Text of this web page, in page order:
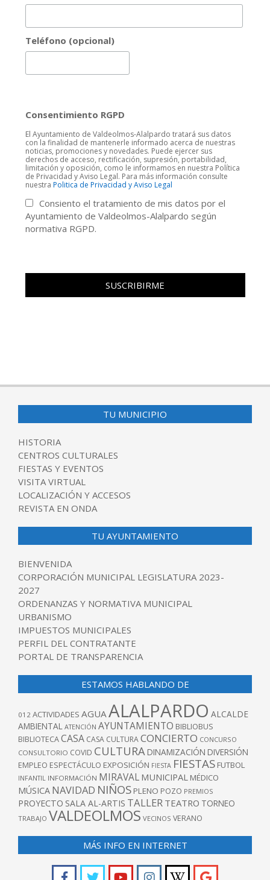
Teléfono (opcional)
Consentimiento RGPD
El Ayuntamiento de Valdeolmos-Alalpardo tratará sus datos
con la finalidad de mantenerle informado acerca de nuestras
noticias, promociones y novedades. Puede ejercer sus
derechos de acceso, rectificación, supresión, portabilidad,
limitación y oposición, como le informamos en nuestra Política
de Privacidad y Aviso Legal. Para más información consulte
nuestra Politica de Privacidad y Aviso Legal
Consiento el tratamiento de mis datos por el
Ayuntamiento de Valdeolmos-Alalpardo según
normativa RGPD.
TU MUNICIPIO
HISTORIA
CENTROS CULTURALES
FIESTAS Y EVENTOS
VISITA VIRTUAL
LOCALIZACIÓN Y ACCESOS
REVISTA EN ONDA
TU AYUNTAMIENTO
BIENVENIDA
CORPORACIÓN MUNICIPAL LEGISLATURA 2023-
2027
ORDENANZAS Y NORMATIVA MUNICIPAL
URBANISMO
IMPUESTOS MUNICIPALES
PERFIL DEL CONTRATANTE
PORTAL DE TRANSPARENCIA
ESTAMOS HABLANDO DE
012 ACTIVIDADES AGUA ALALPARDO ALCALDE
AMBIENTAL ATENCIÓN AYUNTAMIENTO BIBLIOBUS
BIBLIOTECACASA CASA CULTURACONCIERTO CONCURSO
CONSULTORIO COVID CULTURA DINAMIZACIÓN DIVERSIÓN
EMPLEO ESPECTÁCULO EXPOSICIÓN FIESTA FIESTAS FUTBOL
INFANTIL INFORMACIÓN MIRAVAL MUNICIPAL MÉDICO
MÚSICA NAVIDAD NIÑOS PLENO POZO PREMIOS
PROYECTO SALA AL-ARTIS TALLER TEATRO TORNEO
TRABAJO VALDEOLMOS VECINOS VERANO
MÁS INFO EN INTERNET